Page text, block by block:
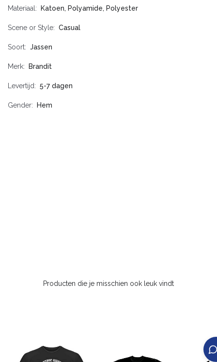
Materiaal Katoen, Polyamide, Polyester
Scene or Style Casual
Soort Jassen
Merk Brandit
Levertijd 5-7 dagen
Gender Hem
Producten die je misschien ook leuk vindt